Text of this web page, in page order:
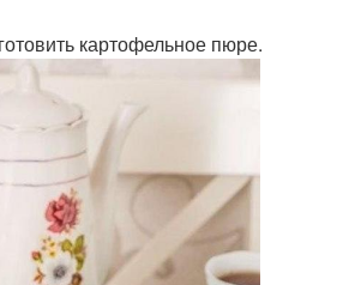
картофельное пюре.